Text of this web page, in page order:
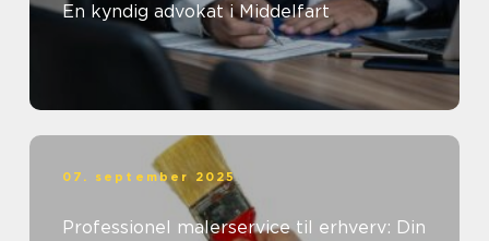
En kyndig advokat i Middelfart
07. september 2025
Professionel malerservice til erhverv: Din